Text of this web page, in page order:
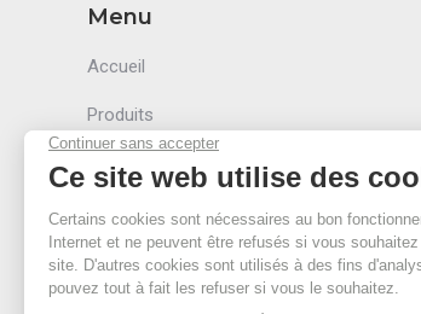
Menu
Accueil
Produits
Accessoires
Secteurs